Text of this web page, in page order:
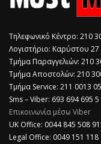
Τηλεφωνικό Κέντρο: 210
Λογιστήριο: Καρύστου
Τμήμα Παραγγελιών: 210
Τμήμα Αποστολών: 210
Τμήμα Service: 211 0013
Sms – Viber: 693 694 695 5
Επικοινωνία μέσω Viber
​UK Office: 0044 845 508
Legal Office: 0049 151 118